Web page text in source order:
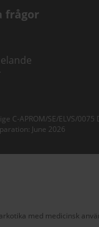
frågor
C-APROM/SE/ELVS/0075
June 2026
med medicinsk